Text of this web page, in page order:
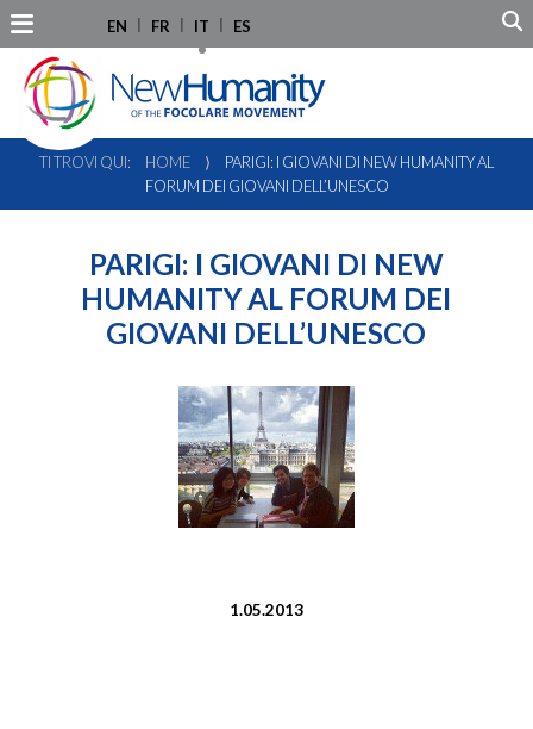
EN FR IT ES
TI TROVI QUI: HOME ⟩
PARIGI: I GIOVANI DI NEW HUMANITY AL
FORUM DEI GIOVANI DELL’UNESCO
PARIGI: I GIOVANI DI NEW
HUMANITY AL FORUM DEI
GIOVANI DELL’UNESCO
1.05.2013